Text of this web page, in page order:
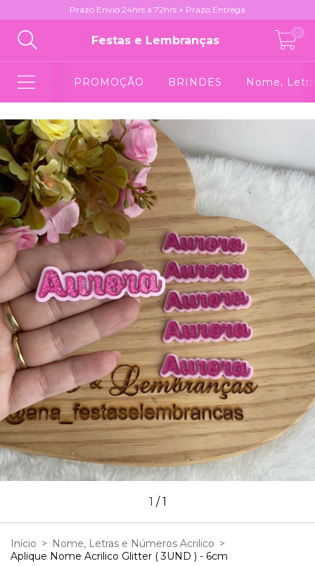
Prazo Envio 24hrs a 72hrs + Prazo Entrega
Festas e Lembranças
0
PROMOÇÃO BRINDES Nome,
1 /1
Início > Nome, Letras e Números Acrilico >
Aplique Nome Acrilico Glitter ( 3UND ) - 6cm